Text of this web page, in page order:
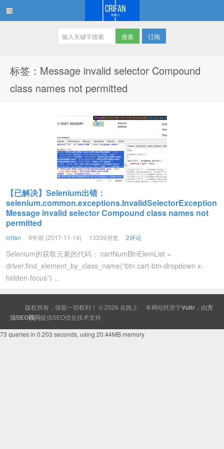
订阅
标签：Message invalid selector Compound
class names not permitted
【已解决】Selenium出错：
selenium.common.exceptions.InvalidSelectorException
Message invalid selector Compound class names not
permitted
crifan 9年前 (2017-11-14) 13339浏览 2评论
Selenium的获取元素的代码： cartNumBtnElemList =
driver.find_element_by_class_name(“btn cart-btn-dropdown x-
hidden-focus”) ...
版权所有，保留一切权利！ © 2026 在路上 本网站托管于Vultr ，由方
法SEO顾问提供SEO优化技术支持
73 queries in 0.203 seconds, using 20.44MB memory